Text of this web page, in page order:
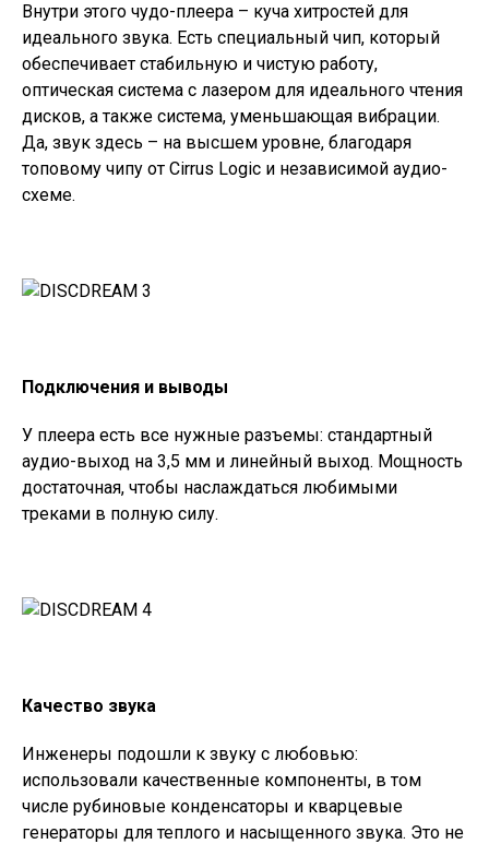
Внутри этого чудо-плеера – куча хитростей для
идеального звука. Есть специальный чип, который
обеспечивает стабильную и чистую работу,
оптическая система с лазером для идеального чтения
дисков, а также система, уменьшающая вибрации.
Да, звук здесь – на высшем уровне, благодаря
топовому чипу от Cirrus Logic и независимой аудио-
схеме.
Подключения и выводы
У плеера есть все нужные разъемы: стандартный
аудио-выход на 3,5 мм и линейный выход. Мощность
достаточная, чтобы наслаждаться любимыми
треками в полную силу.
Качество звука
Инженеры подошли к звуку с любовью:
использовали качественные компоненты, в том
числе рубиновые конденсаторы и кварцевые
генераторы для теплого и насыщенного звука. Это не